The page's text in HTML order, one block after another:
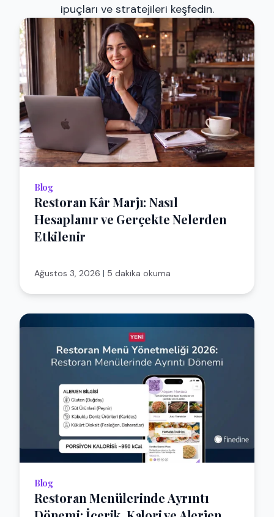
ipuçları ve stratejileri keşfedin.
Blog
Restoran Kâr Marjı: Nasıl
Hesaplanır ve Gerçekte Nelerden
Etkilenir
Ağustos 3, 2026 | 5 dakika okuma
Blog
Restoran Menülerinde Ayrıntı